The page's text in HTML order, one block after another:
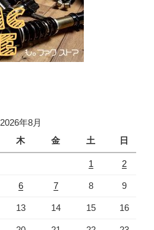
2026年8月
木 金 土 日
1 2
6 7 8 9
13 14 15 16